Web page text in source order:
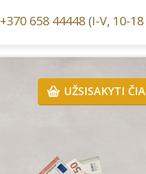
+370 658 44448 (I-V, 10-18
UŽSISAKYTI ČIA